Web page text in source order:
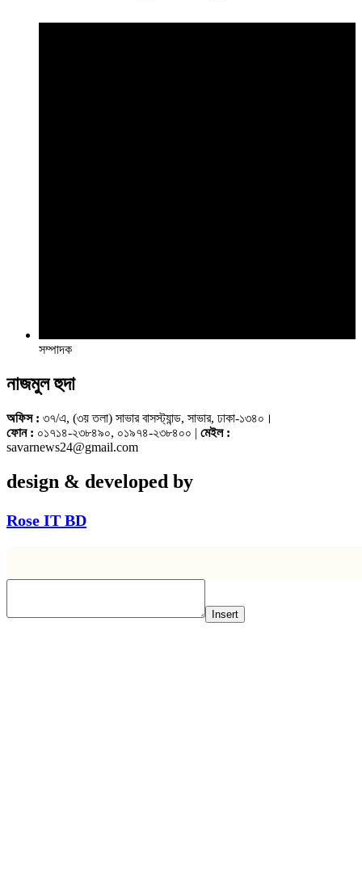
সম্পাদক
নাজমুল হুদা
অফিস : ৩৭/এ, (৩য় তলা) সাভার বাসস্ট্যান্ড, সাভার, ঢাকা-১৩৪০।
ফোন : ০১৭১৪-২৩৮৪৯০, ০১৯৭৪-২৩৮৪০০ | মেইল :
savarnews24@gmail.com
design & developed by
Rose IT BD
Insert